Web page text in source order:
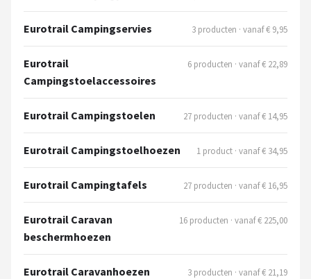
Eurotrail Campingservies 3 producten · vanaf € 9,95
Eurotrail
Campingstoelaccessoires
6 producten · vanaf € 22,89
Eurotrail Campingstoelen 27 producten · vanaf € 14,95
Eurotrail Campingstoelhoezen 1 product · vanaf € 34,95
Eurotrail Campingtafels 27 producten · vanaf € 16,95
Eurotrail Caravan
beschermhoezen
16 producten · vanaf € 225,00
Eurotrail Caravanhoezen 3 producten · vanaf € 21,19